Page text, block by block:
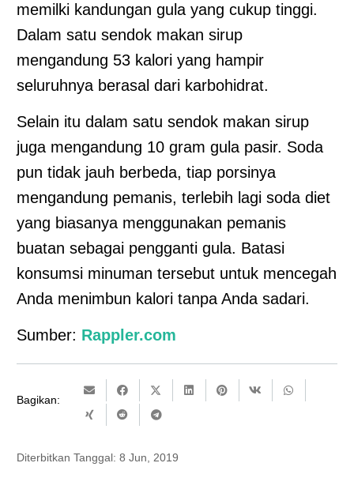
memilki kandungan gula yang cukup tinggi.
Dalam satu sendok makan sirup
mengandung 53 kalori yang hampir
seluruhnya berasal dari karbohidrat.
Selain itu dalam satu sendok makan sirup
juga mengandung 10 gram gula pasir. Soda
pun tidak jauh berbeda, tiap porsinya
mengandung pemanis, terlebih lagi soda diet
yang biasanya menggunakan pemanis
buatan sebagai pengganti gula. Batasi
konsumsi minuman tersebut untuk mencegah
Anda menimbun kalori tanpa Anda sadari.
Sumber: Rappler.com
Bagikan:
Diterbitkan Tanggal: 8 Jun, 2019